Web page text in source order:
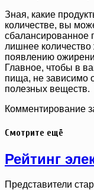
Зная, какие
количестве, вы
сбалансированное
лишнее
появлению
Главное, чтобы в
пища, не зависимо
полезных веществ.
Комментирование
Смотрите ещё
Рейтинг
Представители